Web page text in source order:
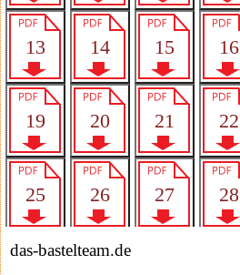
das-bastelteam.de